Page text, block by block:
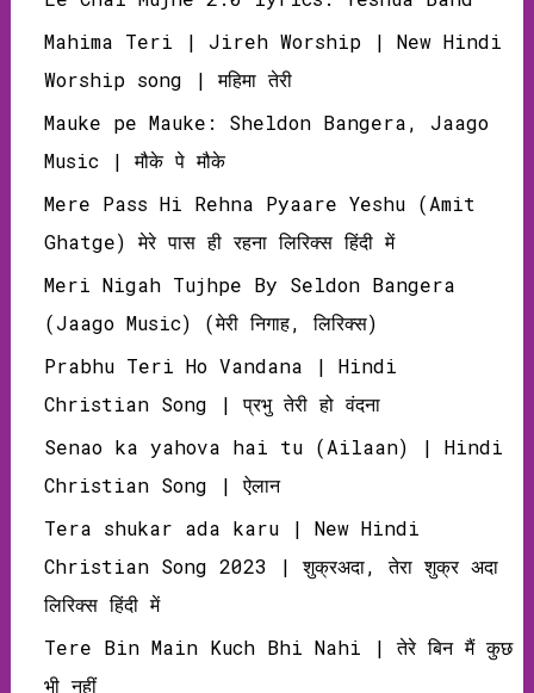
Mahima Teri | Jireh Worship | New Hindi
Worship song | महिमा तेरी
Mauke pe Mauke: Sheldon Bangera, Jaago
Music | मौके पे मौके
Mere Pass Hi Rehna Pyaare Yeshu (Amit
Ghatge) मेरे पास ही रहना लिरिक्‍स हिंदी में
Meri Nigah Tujhpe By Seldon Bangera
(Jaago Music) (मेरी निगाह, लिरिक्‍स)
Prabhu Teri Ho Vandana | Hindi
Christian Song | प्रभु तेरी हो वंदना
Senao ka yahova hai tu (Ailaan) | Hindi
Christian Song | ऐलान
Tera shukar ada karu | New Hindi
Christian Song 2023 | शुक्रअदा, तेरा शुक्र अदा
लिरिक्‍स हिंदी में
Tere Bin Main Kuch Bhi Nahi | तेरे बिन मैं कुछ
भी नहीं